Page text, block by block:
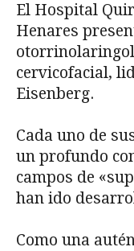
El Hospital
Henares
cervicofacial,
Eisenberg.
Cada uno de
un profundo
campos de
han ido
Como una